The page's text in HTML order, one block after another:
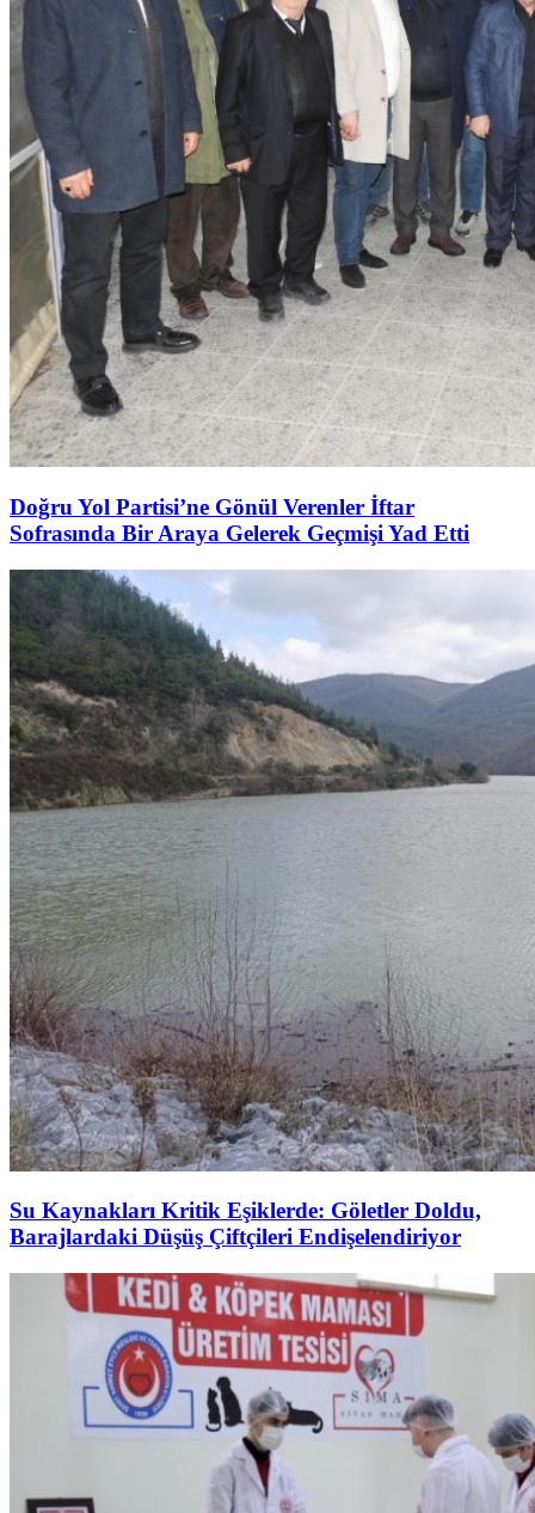
Doğru Yol Partisi’ne Gönül Verenler İftar
Sofrasında Bir Araya Gelerek Geçmişi Yad Etti
Su Kaynakları Kritik Eşiklerde: Göletler Doldu,
Barajlardaki Düşüş Çiftçileri Endişelendiriyor